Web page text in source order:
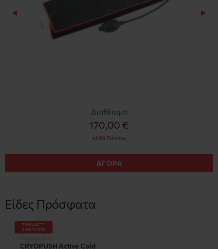
Διαθέσιμο
170,00 €
+510 Πόντοι
ΑΓΟΡΑ
Είδες Πρόσφατα
CRYOPUSH Active Cold
ΣΥΝΔΥΑΣΤΕ
& ΚΕΡΔΙΣΤΕ